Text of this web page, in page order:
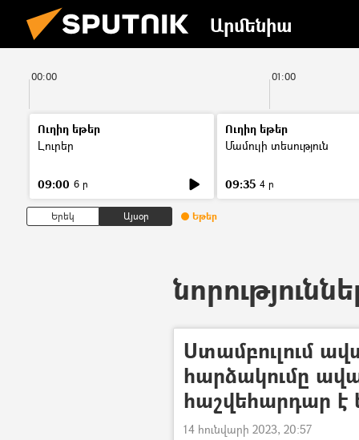
Արմենիա
00:00 01:00
Ուղիղ եթեր
Լուրեր
09:00 6 ր
Ուղիղ եթեր
Մամուլի տեսություն
09:35 4 ր
Երեկ Այսօր Եթեր
Ստամբուլում
հարձակումը
հաշվեհարդար է
14 հունվարի 2023, 20:57